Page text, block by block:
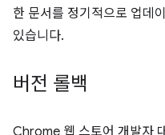
한 문서를 정기적으로 업데
있습니다.
버전 롤백
Chrome 웹 스토어 개발자